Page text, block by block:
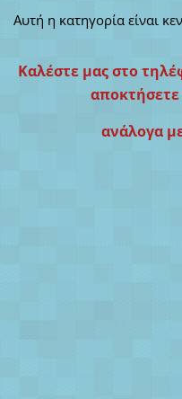
Αυτή η κατηγορία είναι
Καλέστε μας στο
ανάλογα